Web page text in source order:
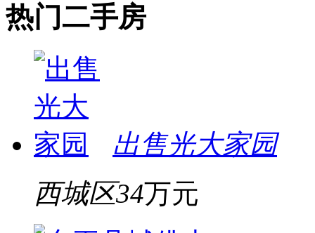
热门二手房
出售光大家园
西城区34万元